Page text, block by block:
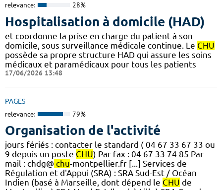
relevance: 28%
Hospitalisation à domicile (HAD)
et coordonne la prise en charge du patient à son
domicile, sous surveillance médicale continue. Le CHU
possède sa propre structure HAD qui assure les soins
médicaux et paramédicaux pour tous les patients
17/06/2026 13:48
PAGES
relevance: 79%
Organisation de l'activité
jours fériés : contacter le standard ( 04 67 33 67 33 ou
9 depuis un poste CHU) Par fax : 04 67 33 74 85 Par
mail : chdg@ chu-montpellier.fr [...] Services de
Régulation et d'Appui (SRA) : SRA Sud-Est / Océan
Indien (basé à Marseille, dont dépend le CHU de